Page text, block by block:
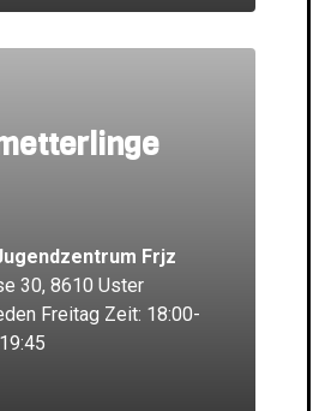
Frjz
30, 8610 Uster
Freitag Zeit: 18:00-
19:45